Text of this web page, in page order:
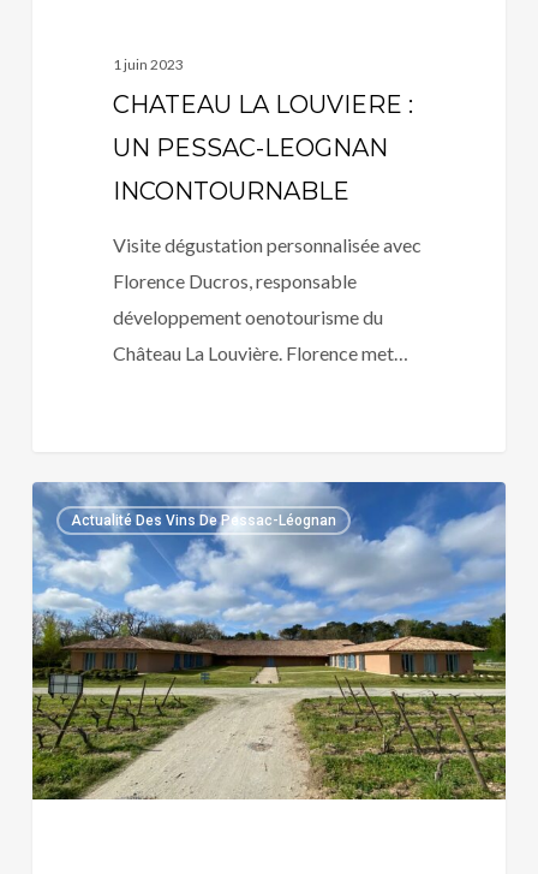
1 juin 2023
CHATEAU LA LOUVIERE :
UN PESSAC-LEOGNAN
INCONTOURNABLE
Visite dégustation personnalisée avec
Florence Ducros, responsable
développement oenotourisme du
Château La Louvière. Florence met…
CHATEAU
D’EYRAN
:
LE
PESSAC-
LEOGNAN
PHARE
DE
LA
Actualité Des Vins De Pessac-Léognan